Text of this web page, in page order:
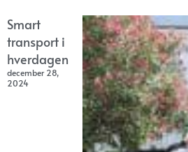
Smart
transport i
hverdagen
december 28,
2024